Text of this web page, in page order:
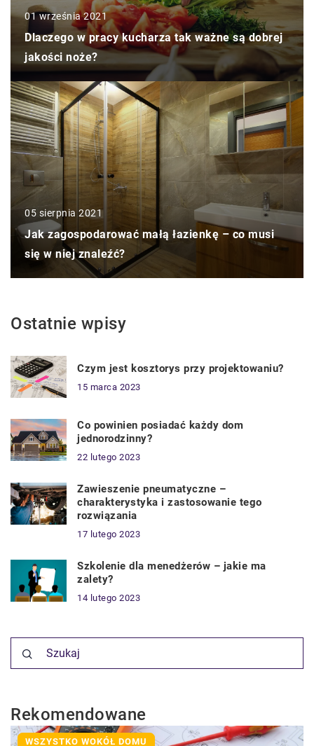
01 września 2021
Dlaczego w pracy kucharza tak ważne są dobrej
jakości noże?
05 sierpnia 2021
Jak zagospodarować małą łazienkę – co musi
się w niej znaleźć?
Ostatnie wpisy
Czym jest kosztorys przy projektowaniu?
15 marca 2023
Co powinien posiadać każdy dom
jednorodzinny?
22 lutego 2023
Zawieszenie pneumatyczne –
charakterystyka i zastosowanie tego
rozwiązania
17 lutego 2023
Szkolenie dla menedżerów – jakie ma
zalety?
14 lutego 2023
Rekomendowane
WSZYSTKO WOKÓŁ DOMU